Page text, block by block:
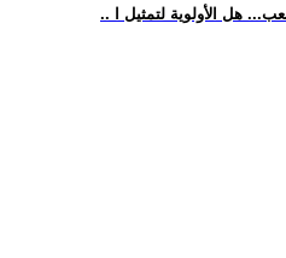
هل الأولوية لتمثيل ا